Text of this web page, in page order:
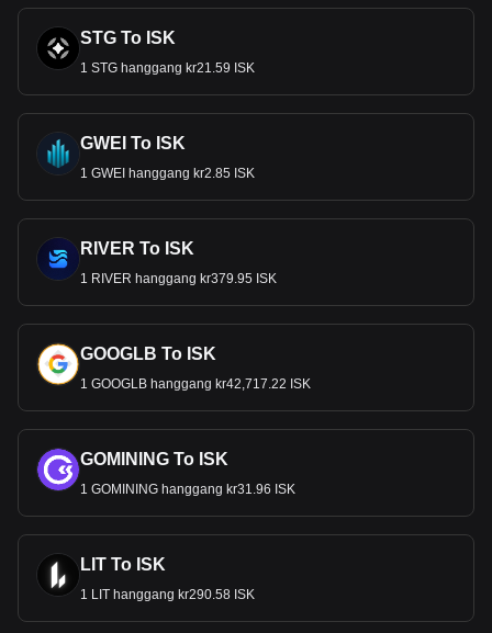
STG To ISK
1 STG hanggang kr21.59 ISK
GWEI To ISK
1 GWEI hanggang kr2.85 ISK
RIVER To ISK
1 RIVER hanggang kr379.95 ISK
GOOGLB To ISK
1 GOOGLB hanggang kr42,717.22 ISK
GOMINING To ISK
1 GOMINING hanggang kr31.96 ISK
LIT To ISK
1 LIT hanggang kr290.58 ISK